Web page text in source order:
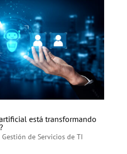
está transformando
Gestión de Servicios de TI